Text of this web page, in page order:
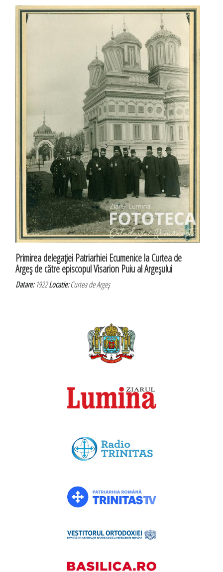
Primirea delegaţiei Patriarhiei Ecumenice la Curtea de
Argeş de către episcopul Visarion Puiu al Argeşului
Datare:1922Locatie:Curtea de Argeş